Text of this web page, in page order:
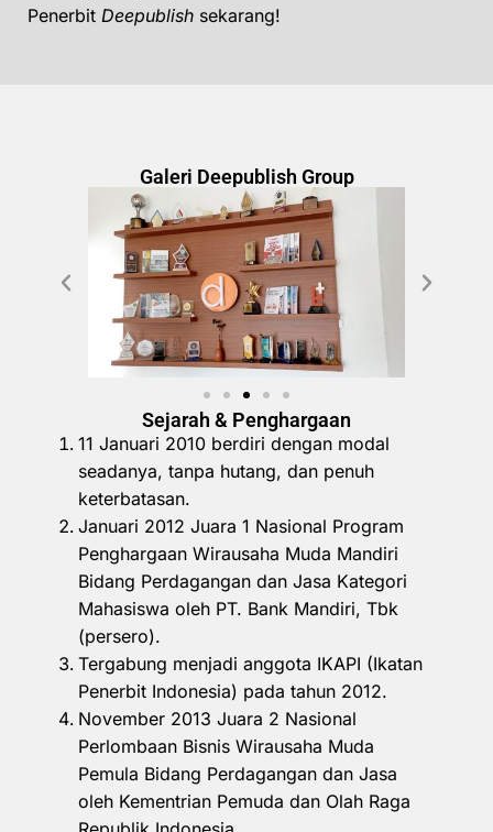
Penerbit Deepublish sekarang!
Galeri Deepublish Group
Sejarah & Penghargaan
11 Januari 2010 berdiri dengan modal
seadanya, tanpa hutang, dan penuh
keterbatasan.
Januari 2012 Juara 1 Nasional Program
Penghargaan Wirausaha Muda Mandiri
Bidang Perdagangan dan Jasa Kategori
Mahasiswa oleh PT. Bank Mandiri, Tbk
(persero).
Tergabung menjadi anggota IKAPI (Ikatan
Penerbit Indonesia) pada tahun 2012.
November 2013 Juara 2 Nasional
Perlombaan Bisnis Wirausaha Muda
Pemula Bidang Perdagangan dan Jasa
oleh Kementrian Pemuda dan Olah Raga